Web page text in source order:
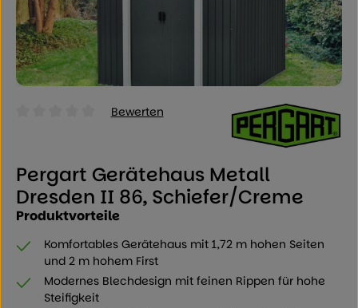
Durchschnittliche Bewertung von 0 von 5 Sternen
Bewerten
Pergart Gerätehaus Metall
Dresden II 86, Schiefer/Creme
Produktvorteile
Komfortables Gerätehaus mit 1,72 m hohen Seiten
und 2 m hohem First
Modernes Blechdesign mit feinen Rippen für hohe
Steifigkeit